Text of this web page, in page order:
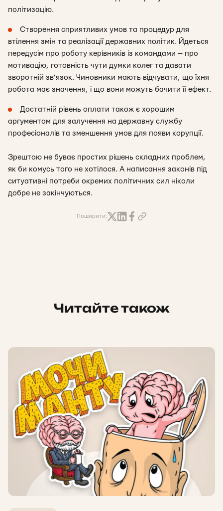
політизацію.
Створення сприятливих умов та процедур для
втілення змін та реалізації державних політик. Йдеться
передусім про роботу керівників із командами — про
мотивацію, готовність чути думки колег та давати
зворотній зв’язок. Чиновники мають відчувати, що їхня
робота має значення, і що вони можуть бачити її ефект.
Достатній рівень оплати також є хорошим
аргументом для залучення на державну службу
професіоналів та зменшення умов для появи корупції.
Зрештою не буває простих рішень складних проблем,
як би комусь того не хотілося. А написання законів під
ситуативні потреби окремих політичних сил ніколи
добре не закінчуються.
Поширити:
Читайте також